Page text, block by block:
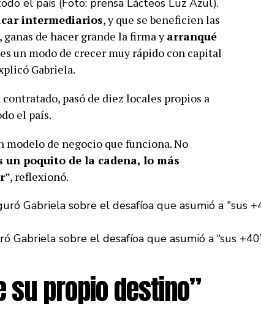
el país (Foto: prensa Lácteos Luz Azul).
intermediarios, y que se beneficien las
ganas de hacer grande la firma yarranqué
un modo de crecer muy rápido con capital
Gabriela.
pasó de diez locales propios a
el país.
modelo de negocio que funciona. No
un poquito de la cadena, lo más
”, reflexionó.
Gabriela sobre el desafíoa que asumió a “sus
su propio destino”